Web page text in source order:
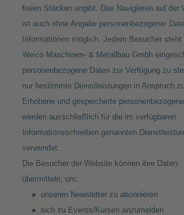
freien Stücken angibt. Das Navigieren auf der
ist auch ohne Angabe personenbezogener
Informationen möglich. Jedem Besucher steht
Weico Maschinen- & Metallbau Gmbh
personenbezogene Daten zur Verfügung zu
nur bestimmte Dienstleistungen in Anspruch
Erhobene und gespeicherte
werden ausschließlich für die im verfügbaren
Informationsschreiben genannten
verwendet.
Die Besucher der Website können ihre Daten
übermitteln, um:
unseren Newsletter zu abonnieren
sich zu Events/Kursen anzumelden